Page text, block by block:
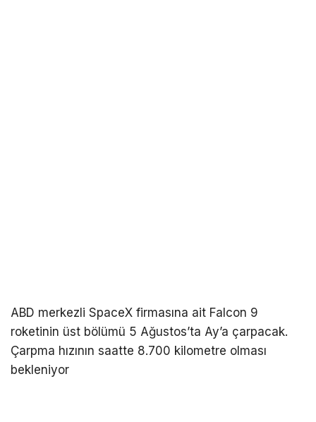
ABD merkezli SpaceX firmasına ait Falcon 9
roketinin üst bölümü 5 Ağustos’ta Ay’a çarpacak.
Çarpma hızının saatte 8.700 kilometre olması
bekleniyor